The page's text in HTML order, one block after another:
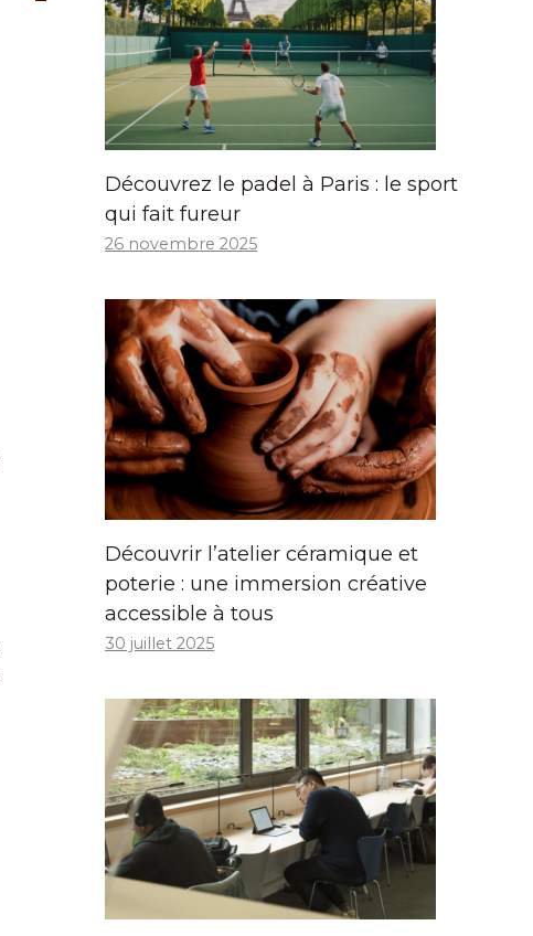
Découvrez le padel à Paris : le sport
qui fait fureur
26 novembre 2025
Découvrir l’atelier céramique et
poterie : une immersion créative
accessible à tous
30 juillet 2025